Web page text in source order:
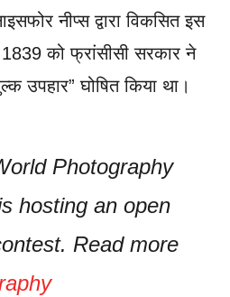
नीप्स द्वारा विकसित इस
को फ्रांसीसी सरकार ने
उपहार” घोषित किया था।
Photography
hosting an open
Read more